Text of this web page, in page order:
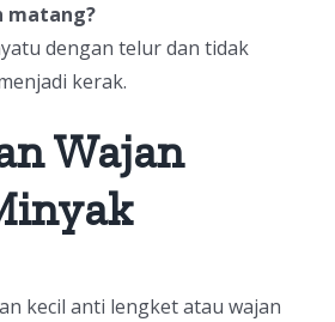
matang?
dengan telur dan tidak
kerak.
Wajan
kecil anti lengket atau wajan